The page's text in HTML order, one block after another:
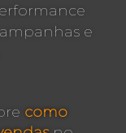
e
como